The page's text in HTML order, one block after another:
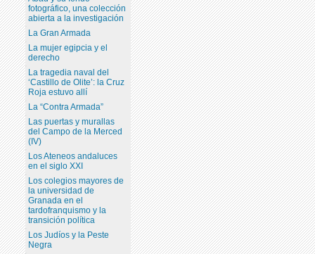
fotográfico, una colección
abierta a la investigación
La Gran Armada
La mujer egipcia y el
derecho
La tragedia naval del
‘Castillo de Olite’: la Cruz
Roja estuvo allí
La “Contra Armada”
Las puertas y murallas
del Campo de la Merced
(IV)
Los Ateneos andaluces
en el siglo XXI
Los colegios mayores de
la universidad de
Granada en el
tardofranquismo y la
transición política
Los Judíos y la Peste
Negra